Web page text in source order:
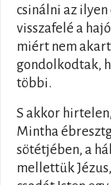
csinálni az
visszafelé a
miért nem akart
gondolkodtak,
többi.
S akkor
Mintha
sötétjében, a
mellettük